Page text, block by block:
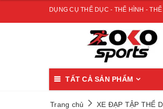
DỤNG CỤ THỂ DỤC - THỂ HÌNH -
TẤT CẢ SẢN PHẨM
Trang chủ XE ĐẠP TẬP THỂ